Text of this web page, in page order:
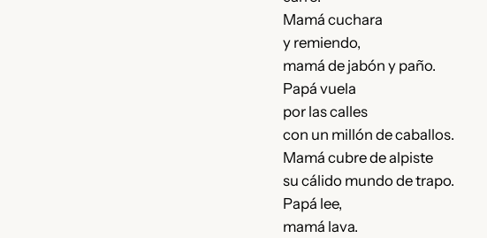
Mamá cuchara
y remiendo,
mamá de jabón y paño.
Papá vuela
por las calles
con un millón de caballos.
Mamá cubre de alpiste
su cálido mundo de trapo.
Papá lee,
mamá lava.